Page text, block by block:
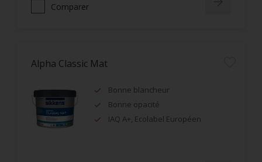
Comparer
Alpha Classic Mat
Bonne blancheur
Bonne opacité
IAQ A+, Ecolabel Européen